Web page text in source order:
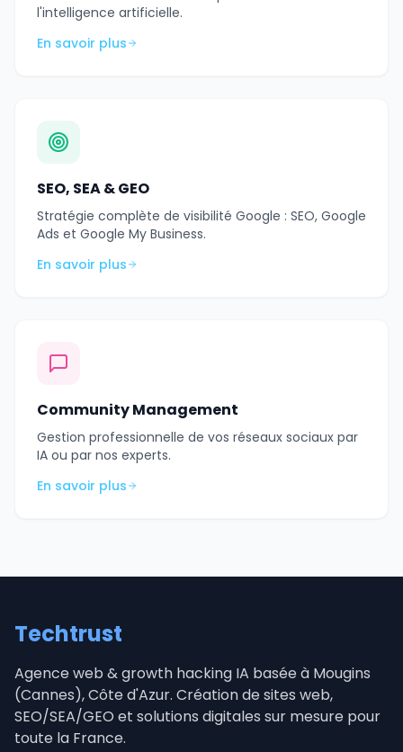
l'intelligence artificielle.
En savoir plus
SEO, SEA & GEO
Stratégie complète de visibilité Google : SEO, Google
Ads et Google My Business.
En savoir plus
Community Management
Gestion professionnelle de vos réseaux sociaux par
IA ou par nos experts.
En savoir plus
Techtrust
Agence web & growth hacking IA basée à Mougins
(Cannes), Côte d'Azur. Création de sites web,
SEO/SEA/GEO et solutions digitales sur mesure pour
toute la France.